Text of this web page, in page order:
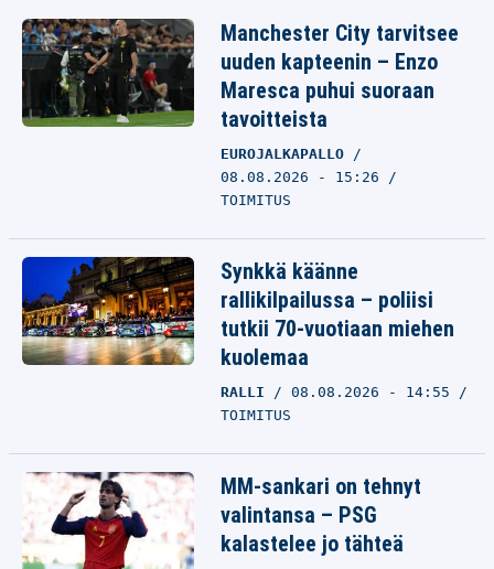
Manchester City tarvitsee
uuden kapteenin – Enzo
Maresca puhui suoraan
tavoitteista
EUROJALKAPALLO
08.08.2026 - 15:26
TOIMITUS
Synkkä käänne
rallikilpailussa – poliisi
tutkii 70-vuotiaan miehen
kuolemaa
RALLI
08.08.2026 - 14:55
TOIMITUS
MM-sankari on tehnyt
valintansa – PSG
kalastelee jo tähteä